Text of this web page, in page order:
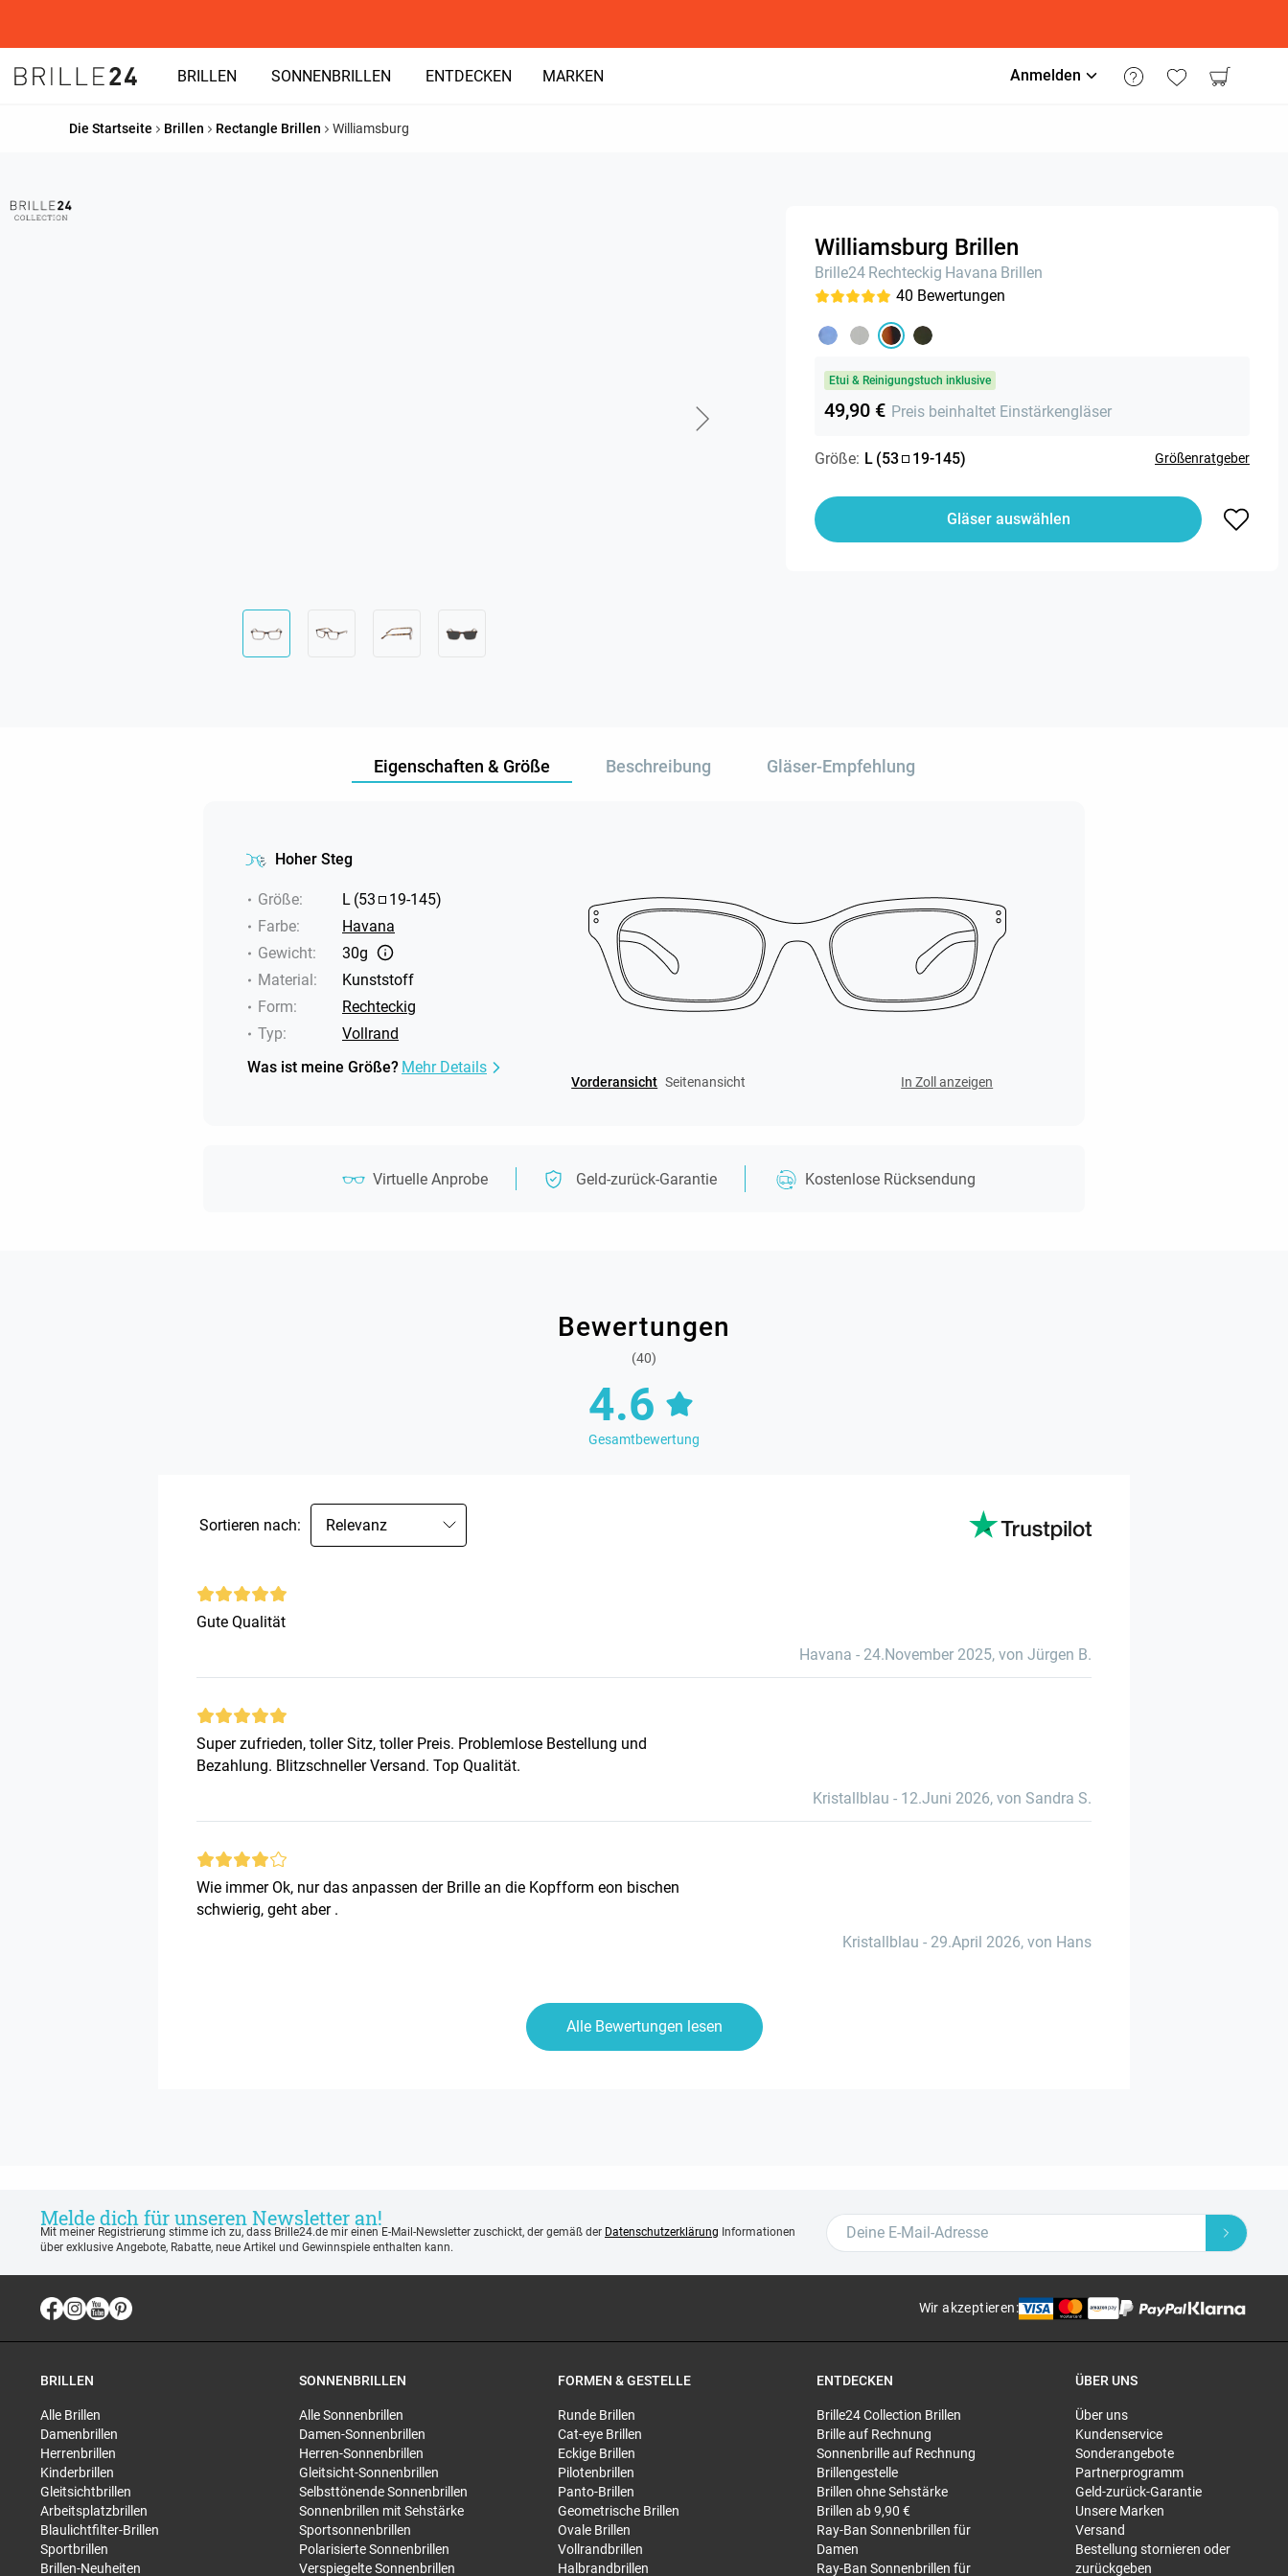
BRILLEN SONNENBRILLEN ENTDECKEN MARKEN Anmelden
Die Startseite Brillen Rectangle Brillen Williamsburg
Williamsburg Brillen
Brille24 Rechteckig Havana Brillen
40 Bewertungen
Etui & Reinigungstuch inklusive
49,90 € Preis beinhaltet Einstärkengläser
Größe: L (53 19-145) Größenratgeber
Gläser auswählen
Eigenschaften & Größe Beschreibung Gläser-Empfehlung
Hoher Steg
Größe: L (53 19-145)
Farbe:
Havana
Gewicht:
30g
Material:
Kunststoff
Form:
Rechteckig
Typ:
Vollrand
Was ist meine Größe? Mehr Details
Vorderansicht Seitenansicht In Zoll anzeigen
Virtuelle Anprobe Geld-zurück-Garantie Kostenlose Rücksendung
Bewertungen
(40)
4.6
Gesamtbewertung
Sortieren nach: Relevanz
Gute Qualität
Havana - 24.November 2025, von Jürgen B.
Super zufrieden, toller Sitz, toller Preis. Problemlose Bestellung und
Bezahlung. Blitzschneller Versand. Top Qualität.
Kristallblau - 12.Juni 2026, von Sandra S.
Wie immer Ok, nur das anpassen der Brille an die Kopfform eon bischen
schwierig, geht aber .
Kristallblau - 29.April 2026, von Hans
Alle Bewertungen lesen
Melde dich für unseren Newsletter an!
Mit meiner Registrierung stimme ich zu, dass Brille24.de mir einen E-Mail-Newsletter zuschickt, der gemäß der Datenschutzerklärung Informationen
über exklusive Angebote, Rabatte, neue Artikel und Gewinnspiele enthalten kann.
Wir akzeptieren:
BRILLEN
Alle Brillen
Damenbrillen
Herrenbrillen
Kinderbrillen
Gleitsichtbrillen
Arbeitsplatzbrillen
Blaulichtfilter-Brillen
Sportbrillen
Brillen-Neuheiten
SONNENBRILLEN
Alle Sonnenbrillen
Damen-Sonnenbrillen
Herren-Sonnenbrillen
Gleitsicht-Sonnenbrillen
Selbsttönende Sonnenbrillen
Sonnenbrillen mit Sehstärke
Sportsonnenbrillen
Polarisierte Sonnenbrillen
Verspiegelte Sonnenbrillen
FORMEN & GESTELLE
Runde Brillen
Cat-eye Brillen
Eckige Brillen
Pilotenbrillen
Panto-Brillen
Geometrische Brillen
Ovale Brillen
Vollrandbrillen
Halbrandbrillen
ENTDECKEN
Brille24 Collection Brillen
Brille auf Rechnung
Sonnenbrille auf Rechnung
Brillengestelle
Brillen ohne Sehstärke
Brillen ab 9,90 €
Ray-Ban Sonnenbrillen für
Damen
Ray-Ban Sonnenbrillen für
ÜBER UNS
Über uns
Kundenservice
Sonderangebote
Partnerprogramm
Geld-zurück-Garantie
Unsere Marken
Versand
Bestellung stornieren oder
zurückgeben